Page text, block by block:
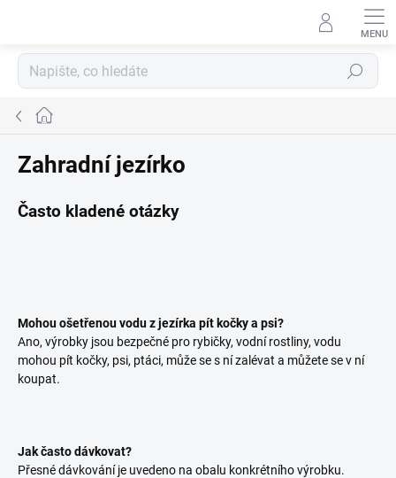
Hledat
Domů
Zahradní jezírko
Často kladené otázky
Mohou ošetřenou vodu z jezírka pít kočky a psi?
Ano, výrobky jsou bezpečné pro rybičky, vodní rostliny, vodu
mohou pít kočky, psi, ptáci, může se s ní zalévat a můžete se v ní
koupat.
Jak často dávkovat?
Přesné dávkování je uvedeno na obalu konkrétního výrobku.